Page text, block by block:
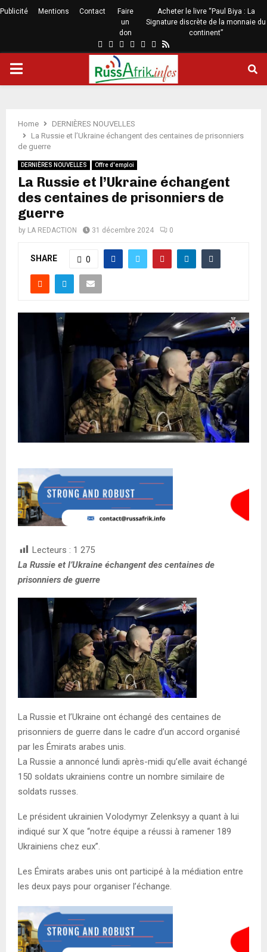
Publicité Mentions Contact
Faire
un
don
Acheter le livre “Paul Biya : La
Signature discrète de la monnaie du
continent”
Home
DERNIÈRES NOUVELLES
La Russie et l’Ukraine échangent des centaines de prisonniers
de guerre
DERNIÈRES NOUVELLES Offre d'emploi
La Russie et l’Ukraine échangent
des centaines de prisonniers de
guerre
by LA REDACTION 31 décembre 2024 0
SHARE 0
Lecteurs : 1 275
La Russie et l’Ukraine échangent des centaines de
prisonniers de guerre
La Russie et l’Ukraine ont échangé des centaines de
prisonniers de guerre dans le cadre d’un accord organisé
par les Émirats arabes unis.
La Russie a annoncé lundi après-midi qu’elle avait échangé
150 soldats ukrainiens contre un nombre similaire de
soldats russes.
Le président ukrainien Volodymyr Zelenksyy a quant à lui
indiqué sur X que “notre équipe a réussi à ramener 189
Ukrainiens chez eux”.
Les Émirats arabes unis ont participé à la médiation entre
les deux pays pour organiser l’échange.